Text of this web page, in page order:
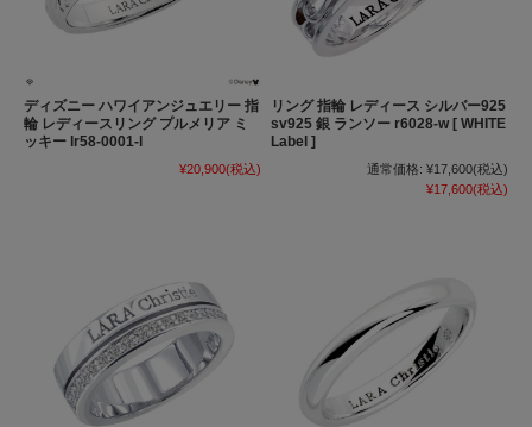
ディズニー ハワイアンジュエリー 指
輪 レディースリング プルメリア ミ
ッキー lr58-0001-l
¥20,900(税込)
リング 指輪 レディース シルバー925
sv925 銀 ランソー r6028-w [ WHITE
Label ]
通常価格: ¥17,600(税込)
¥17,600(税込)